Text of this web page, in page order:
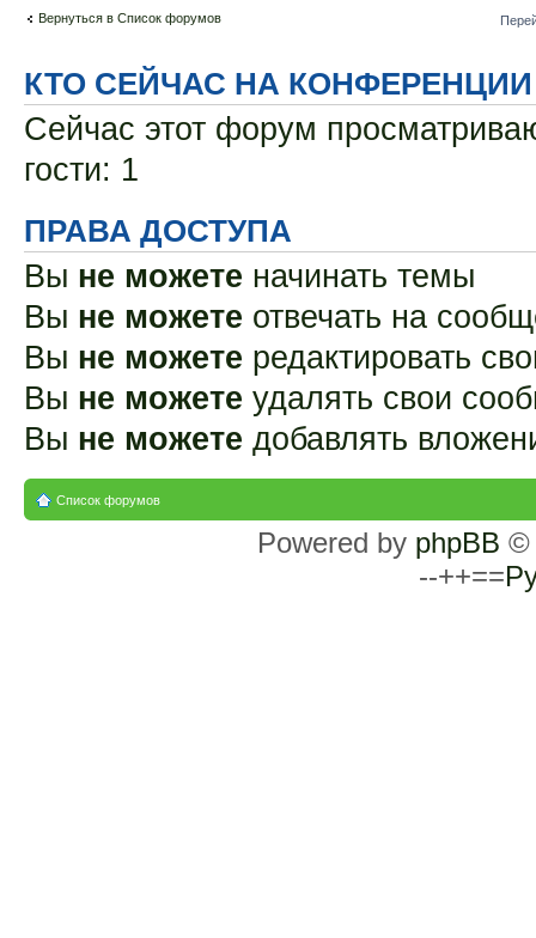
Вернуться в Список форумов
КТО СЕЙЧАС НА КОНФЕРЕНЦИИ
Сейчас этот форум
гости: 1
ПРАВА ДОСТУПА
Вы не можете начинать темы
Вы не можете отвечать на
Вы не можете редактировать
Вы не можете удалять свои
Вы не можете добавлять
Список форумов
Powered by phpBB ©
--++==